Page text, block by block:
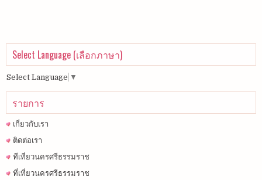
Select Language (เลือกภาษา)
Select Language ▼
รายการ
เกี่ยวกับเรา
ติดต่อเรา
ทีเที่ยวนครศรีธรรมราช
ที่เที่ยวนครศรีธรรมราช